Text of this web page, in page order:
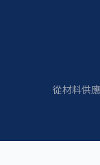
從材料供